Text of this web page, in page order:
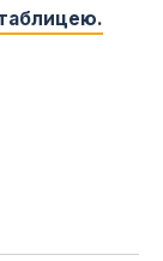
таблицею.